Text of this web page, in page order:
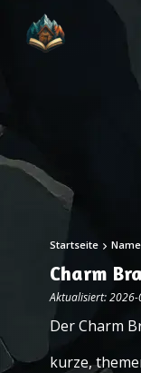
Startseite
Charm
Aktualisiert:
Der Charm
kurze,